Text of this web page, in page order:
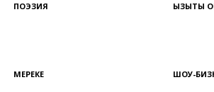
ПОЭЗИЯ ҚЫЗЫҚТЫ
МЕРЕКЕ ШОУ-